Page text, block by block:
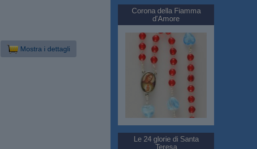
Mostra i dettagli
Corona della Fiamma
d'Amore
Le 24 glorie di Santa
Teresa